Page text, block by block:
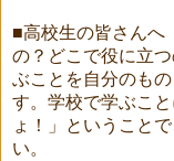
■高校生の皆さんへ
の？どこで役に立
ぶことを自分のも
す。学校で学ぶこ
ょ！」ということ
い。